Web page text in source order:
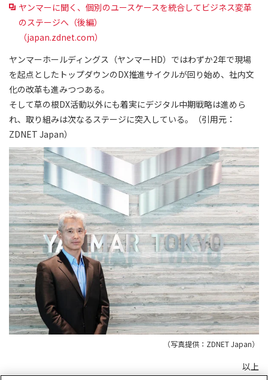
ヤンマーに聞く、個別のユースケースを統合してビジネス変革
のステージへ（後編）
（japan.zdnet.com）
ヤンマーホールディングス（ヤンマーHD）ではわずか2年で現場
を起点としたトップダウンのDX推進サイクルが回り始め、社内文
化の改革も進みつつある。
そして草の根DX活動以外にも着実にデジタル中期戦略は進めら
れ、取り組みは次なるステージに突入している。（引用元：
ZDNET Japan）
（写真提供：ZDNET Japan）
以上